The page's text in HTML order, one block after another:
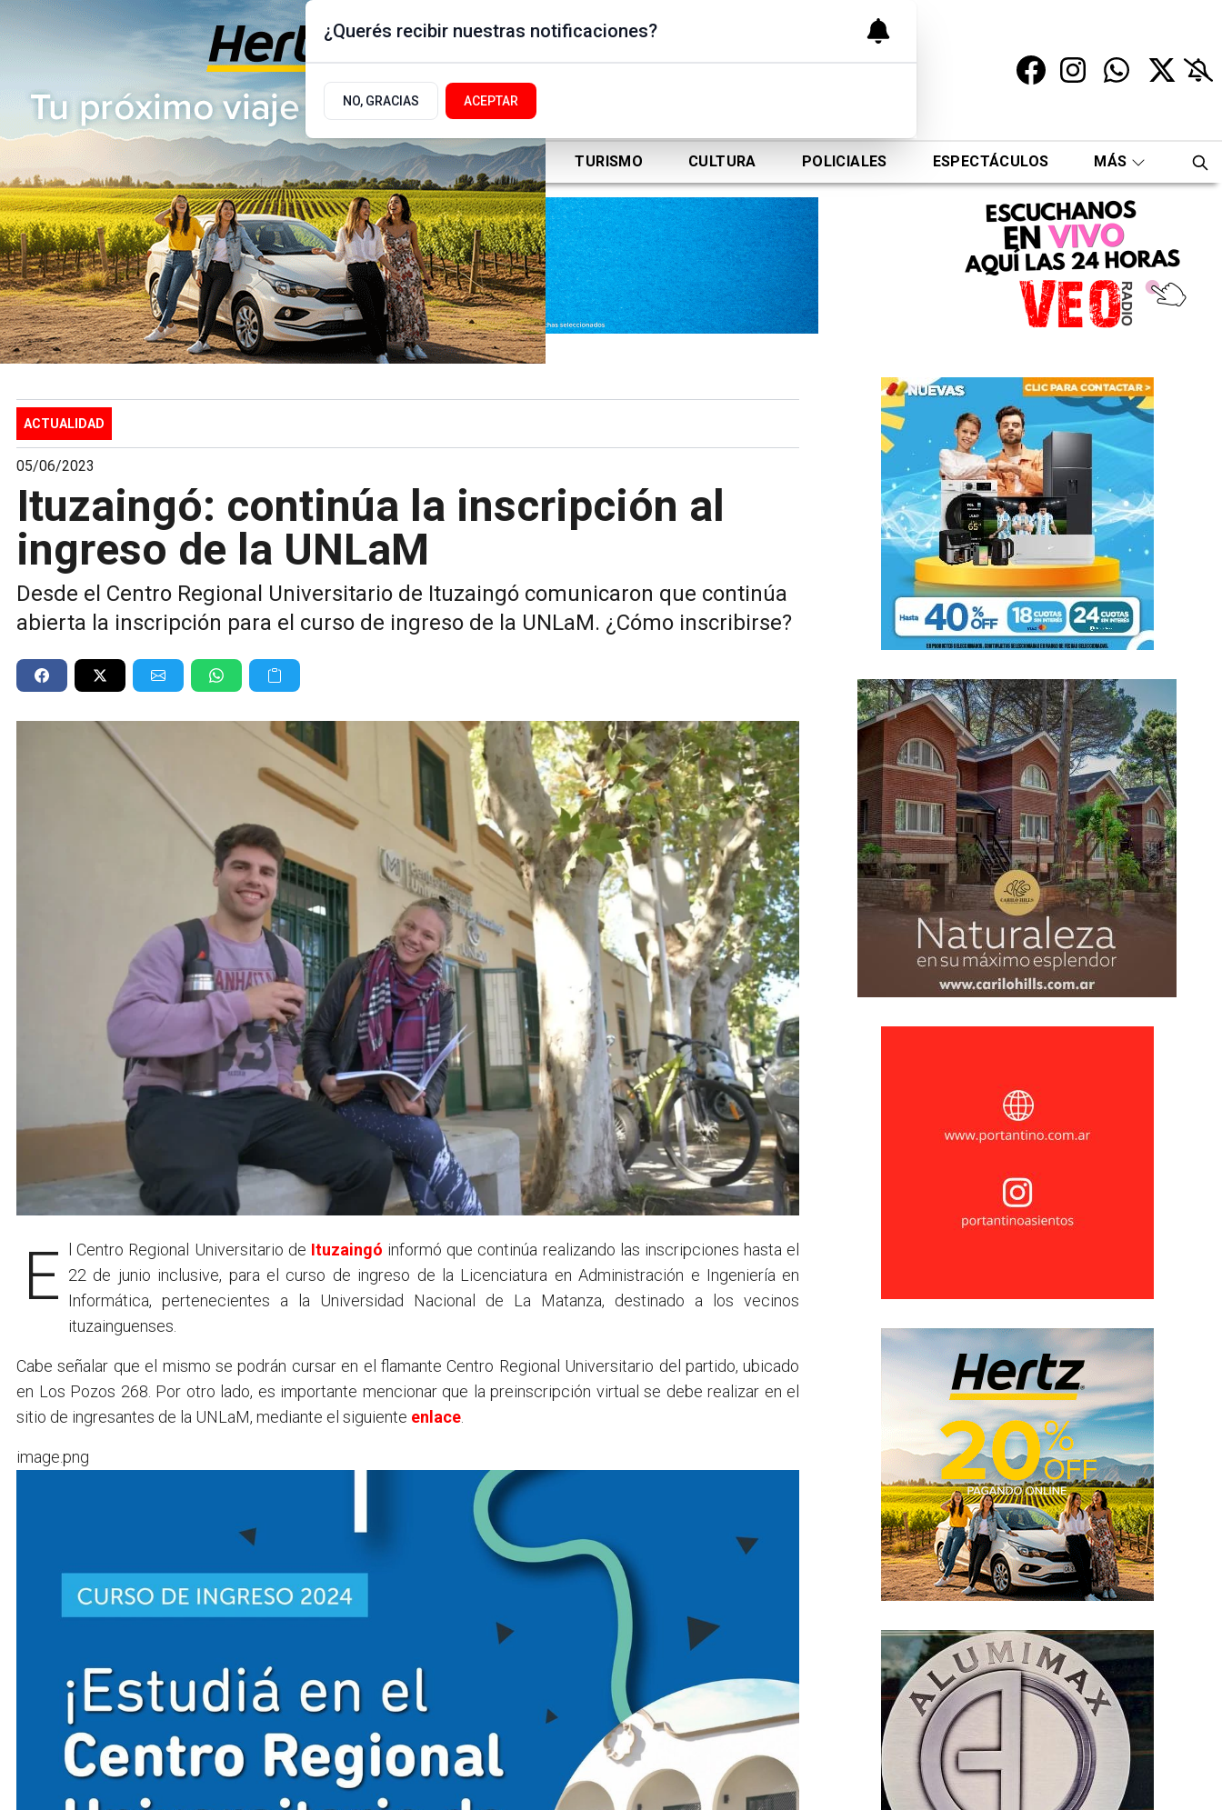
Jueves 6 de Agosto
de 2026
17.9ºc | Buenos Aires, AR
ACTUALIDAD POLÍTICA DEPORTES TURISMO CULTURA POLICIALES ESPECTÁCULOS MÁS
ACTUALIDAD
05/06/2023
Ituzaingó: continúa la inscripción al
ingreso de la UNLaM
Desde el Centro Regional Universitario de Ituzaingó comunicaron que continúa
abierta la inscripción para el curso de ingreso de la UNLaM. ¿Cómo inscribirse?
El Centro Regional Universitario de Ituzaingó informó que continúa realizando las inscripciones hasta el
22 de junio inclusive, para el curso de ingreso de la Licenciatura en Administración e Ingeniería en
Informática, pertenecientes a la Universidad Nacional de La Matanza, destinado a los vecinos
ituzainguenses.
Cabe señalar que el mismo se podrán cursar en el flamante Centro Regional Universitario del partido, ubicado
en Los Pozos 268. Por otro lado, es importante mencionar que la preinscripción virtual se debe realizar en el
sitio de ingresantes de la UNLaM, mediante el siguiente enlace
image.png
¿Querés recibir nuestras notificaciones?
NO, GRACIAS ACEPTAR